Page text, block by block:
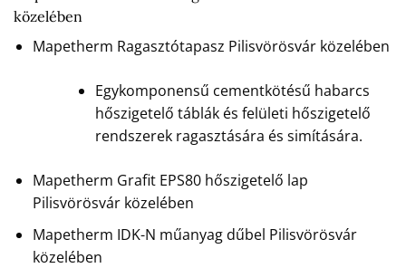
közelében
Mapetherm Ragasztótapasz Pilisvörösvár közelében
Egykomponensű cementkötésű habarcs
hőszigetelő táblák és felületi hőszigetelő
rendszerek ragasztására és simítására.
Mapetherm Grafit EPS80 hőszigetelő lap
Pilisvörösvár közelében
Mapetherm IDK-N műanyag dűbel Pilisvörösvár
közelében